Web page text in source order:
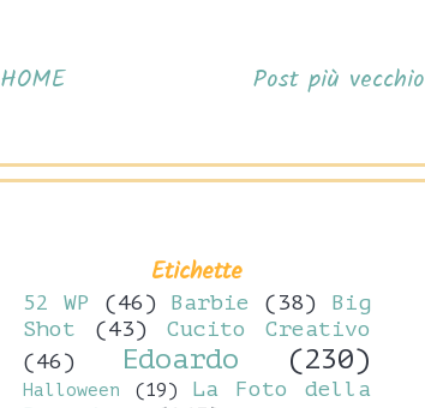
Post più vecchio
HOME
Etichette
52 WP (46) Barbie (38)
Big
Shot
(43)
Cucito Creativo
(46)
Edoardo (230)
Halloween (19)
La Foto della